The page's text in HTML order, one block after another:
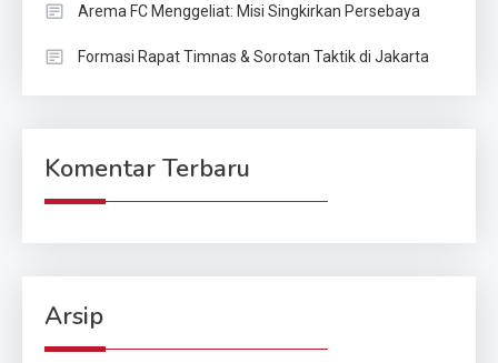
Arema FC Menggeliat: Misi Singkirkan Persebaya
Formasi Rapat Timnas & Sorotan Taktik di Jakarta
Komentar Terbaru
Arsip